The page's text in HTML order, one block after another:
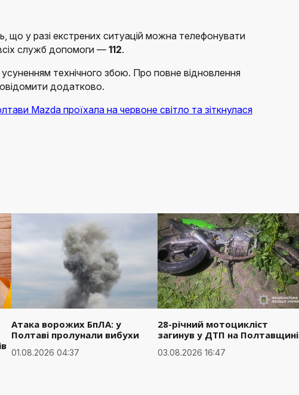
що у разі екстрених ситуацій можна телефонувати
служб допомоги — 112.
технічного збою. Про повне відновлення
додатково.
Mazda проїхала на червоне світло та зіткнулася
Атака ворожих БпЛА: у
Полтаві пролунали вибухи
01.08.2026 04:37
28-річний мотоцикліст
загинув у ДТП на Полтавщині
03.08.2026 16:47